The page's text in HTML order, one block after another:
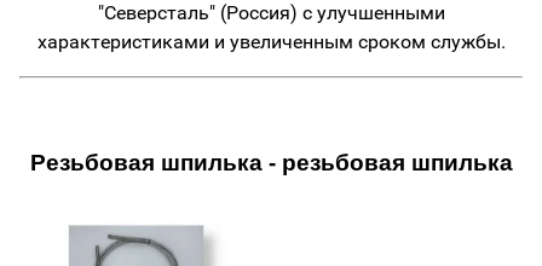
"Северсталь" (Россия) с улучшенными
характеристиками и увеличенным сроком службы.
Резьбовая шпилька - резьбовая шпилька